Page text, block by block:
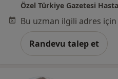
Özel Türkiye Gazetesi
Randevu talep et